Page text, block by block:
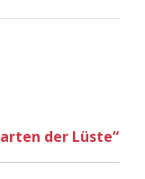
der Lüste“